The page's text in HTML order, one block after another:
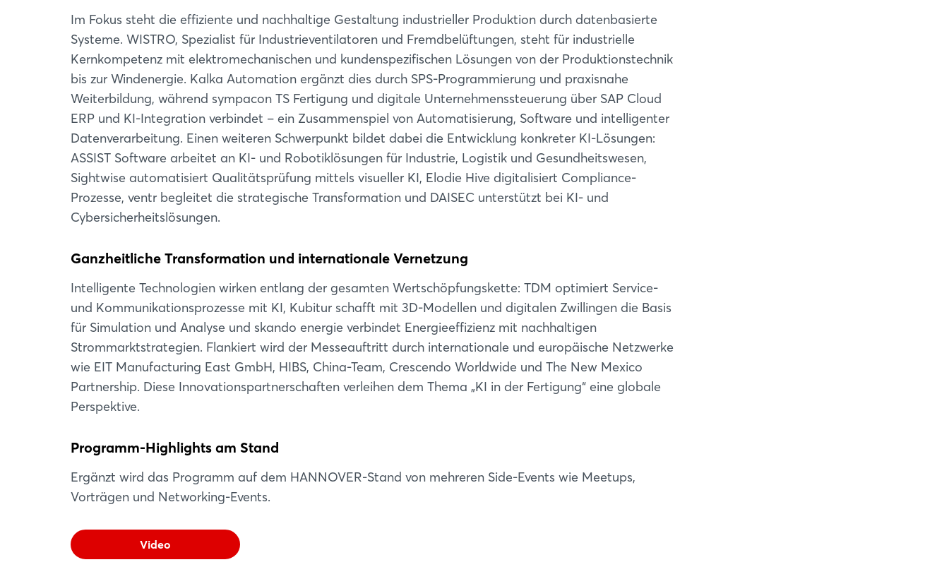
Im Fokus steht die effiziente und nachhaltige Gestaltung industrieller Produktion durch datenbasierte
Systeme. WISTRO, Spezialist für Industrieventilatoren und Fremdbelüftungen, steht für industrielle
Kernkompetenz mit elektromechanischen und kundenspezifischen Lösungen von der Produktionstechnik
bis zur Windenergie. Kalka Automation ergänzt dies durch SPS-Programmierung und praxisnahe
Weiterbildung, während sympacon TS Fertigung und digitale Unternehmenssteuerung über SAP Cloud
ERP und KI-Integration verbindet – ein Zusammenspiel von Automatisierung, Software und intelligenter
Datenverarbeitung. Einen weiteren Schwerpunkt bildet dabei die Entwicklung konkreter KI-Lösungen:
ASSIST Software arbeitet an KI- und Robotiklösungen für Industrie, Logistik und Gesundheitswesen,
Sightwise automatisiert Qualitätsprüfung mittels visueller KI, Elodie Hive digitalisiert Compliance-
Prozesse, ventr begleitet die strategische Transformation und DAISEC unterstützt bei KI- und
Cybersicherheitslösungen.
Ganzheitliche Transformation und internationale Vernetzung
Intelligente Technologien wirken entlang der gesamten Wertschöpfungskette: TDM optimiert Service-
und Kommunikationsprozesse mit KI, Kubitur schafft mit 3D-Modellen und digitalen Zwillingen die Basis
für Simulation und Analyse und skando energie verbindet Energieeffizienz mit nachhaltigen
Strommarktstrategien. Flankiert wird der Messeauftritt durch internationale und europäische Netzwerke
wie EIT Manufacturing East GmbH, HIBS, China-Team, Crescendo Worldwide und The New Mexico
Partnership. Diese Innovationspartnerschaften verleihen dem Thema „KI in der Fertigung“ eine globale
Perspektive.
Programm-Highlights am Stand
Ergänzt wird das Programm auf dem HANNOVER-Stand von mehreren Side-Events wie Meetups,
Vorträgen und Networking-Events.
Video